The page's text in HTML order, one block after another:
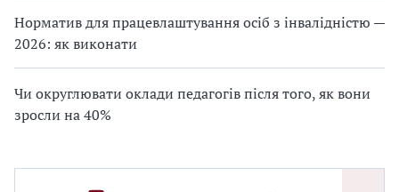
Норматив для працевлаштування осіб з інвалідністю —
2026: як виконати
Чи округлювати оклади педагогів після того, як вони
зросли на 40%